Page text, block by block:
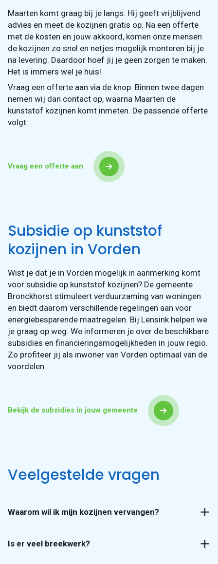
Maarten komt graag bij je langs. Hij geeft vrijblijvend
advies en meet de kozijnen gratis op. Na een offerte
met de kosten en jouw akkoord, komen onze mensen
de kozijnen zo snel en netjes mogelijk monteren bij je
na levering. Daardoor hoef jij je geen zorgen te maken.
Het is immers wel je huis!
Vraag een offerte aan via de knop. Binnen twee dagen
nemen wij dan contact op, waarna Maarten de
kunststof kozijnen komt inmeten. De passende offerte
volgt.
Vraag een offerte aan
Subsidie op kunststof
kozijnen in Vorden
Wist je dat je in Vorden mogelijk in aanmerking komt
voor subsidie op kunststof kozijnen? De gemeente
Bronckhorst stimuleert verduurzaming van woningen
en biedt daarom verschillende regelingen aan voor
energiebesparende maatregelen. Bij Lensink helpen we
je graag op weg. We informeren je over de beschikbare
subsidies en financieringsmogelijkheden in jouw regio.
Zo profiteer jij als inwoner van Vorden optimaal van de
voordelen.
Bekijk de subsidies in jouw gemeente
Veelgestelde vragen
Waarom wil ik mijn kozijnen vervangen?
zijn beste jaren heeft gehad, of als je iets aan die hoge
Is er veel breekwerk?